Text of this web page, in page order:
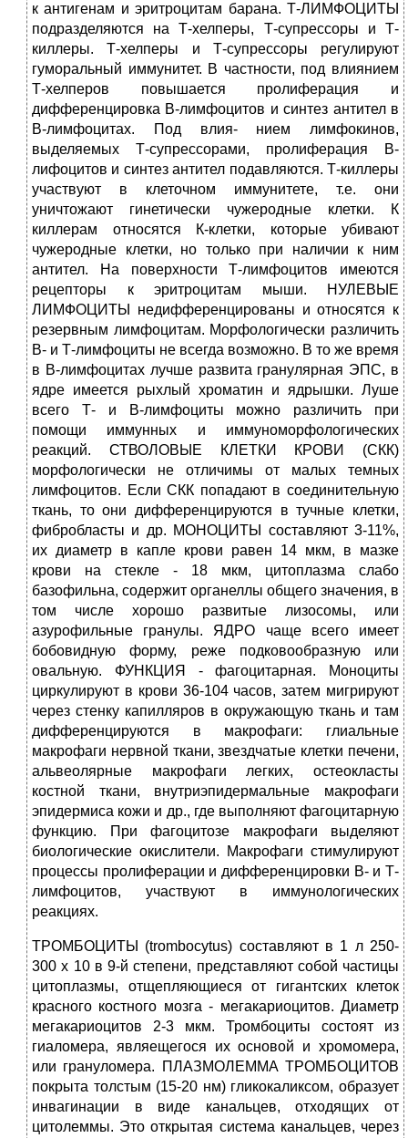
ТРОМБОЦИТЫ (trombocytus) составляют в 1 л 250-
300 х 10 в 9-й степени, представляют собой частицы
цитоплазмы, отщепляющиеся от гигантских клеток
красного костного мозга - мегакариоцитов. Диаметр
мегакариоцитов 2-3 мкм. Тромбоциты состоят из
гиаломера, являещегося их основой и хромомера,
или грануломера. ПЛАЗМОЛЕММА ТРОМБОЦИТОВ
покрыта толстым (15-20 нм) гликокаликсом, образует
инвагинации в виде канальцев, отходящих от
цитолеммы. Это открытая система канальцев, через